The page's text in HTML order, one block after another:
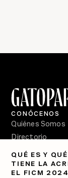
QUÉ ES Y
TIENE LA
EL FICM
CONÓCENOS
Quiénes Somos
Directorio
PÓDCASTS
Semanario